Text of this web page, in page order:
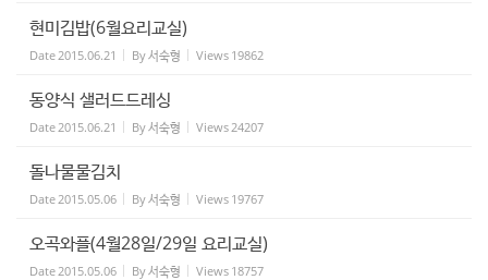
현미김밥(6월요리교실)
Date 2015.06.21 By서숙형 Views 19862
동양식 샐러드드레싱
Date 2015.06.21 By서숙형 Views 24207
돌나물물김치
Date 2015.05.06 By서숙형 Views 19767
오곡와플(4월28일/29일 요리교실)
Date 2015.05.06 By서숙형 Views 18757